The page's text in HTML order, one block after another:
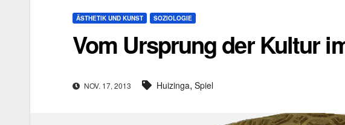
ÄSTHETIK UND KUNST SOZIOLOGIE
Vom Ursprung der Kultur
NOV. 17, 2013 Huizinga, Spiel